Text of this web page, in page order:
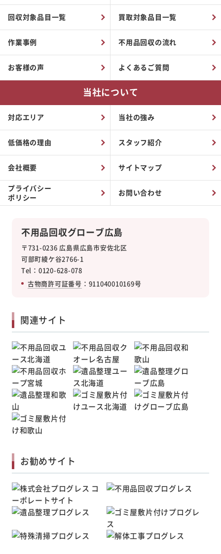
不用品回収グローブ広島
〒731-0236 広島県広島市安佐北区
可部町綾ケ谷2766-1
Tel：0120-628-078
古物商許可証番号 ：911040010169号
回収対象品目一覧 買取対象品目一覧
作業事例 不用品回収の流れ
お客様の声 よくあるご質問
当社について
対応エリア 当社の強み
低価格の理由 スタッフ紹介
会社概要 サイトマップ
プライバシー
ポリシー
お問い合わせ
関連サイト
お勧めサイト